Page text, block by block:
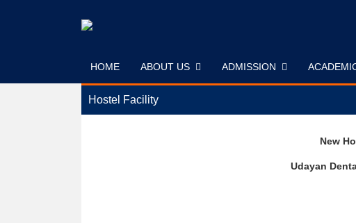
HOME ABOUT US ADMISSION
Hostel Facility
New
Udayan